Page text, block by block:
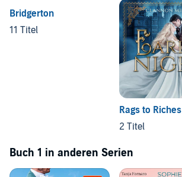
Bridgerton
11 Titel
Rags to Riches
2 Titel
Buch 1 in anderen Serien